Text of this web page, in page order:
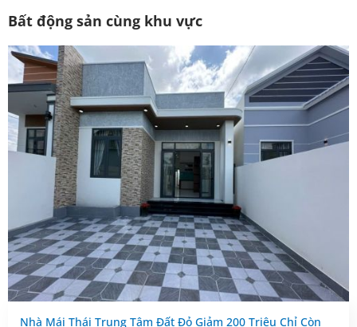
Bất động sản cùng khu vực
Nhà Mái Thái Trung Tâm Đất Đỏ Giảm 200 Triệu Chỉ Còn